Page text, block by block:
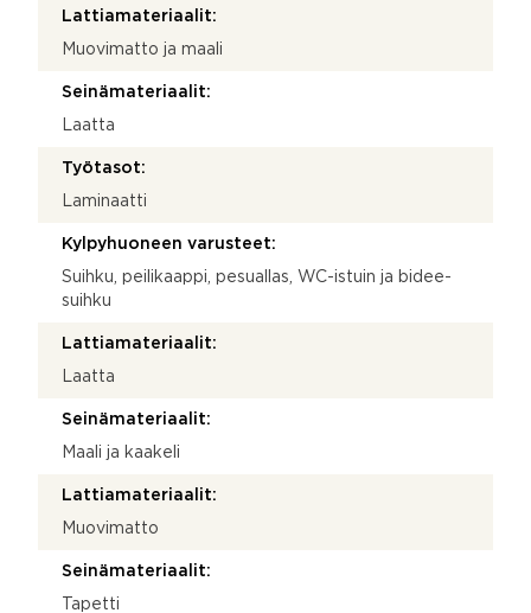
Lattiamateriaalit:
Muovimatto ja maali
Seinämateriaalit:
Laatta
Työtasot:
Laminaatti
Kylpyhuoneen varusteet:
Suihku, peilikaappi, pesuallas, WC-istuin ja bidee-
suihku
Lattiamateriaalit:
Laatta
Seinämateriaalit:
Maali ja kaakeli
Lattiamateriaalit:
Muovimatto
Seinämateriaalit:
Tapetti